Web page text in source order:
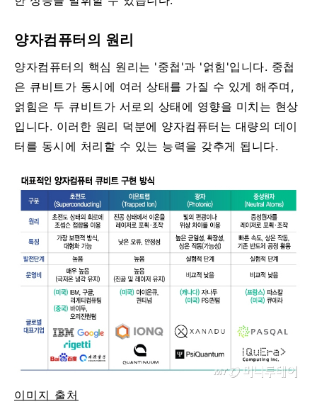
양자컴퓨터의 원리
양자컴퓨터의 핵심 원리는 '중첩'과 '얽힘'입니다. 중첩
은 큐비트가 동시에 여러 상태를 가질 수 있게 해주며,
얽힘은 두 큐비트가 서로의 상태에 영향을 미치는 현상
입니다. 이러한 원리 덕분에 양자컴퓨터는 대량의 데이
터를 동시에 처리할 수 있는 능력을 갖추게 됩니다.
이미지 출처